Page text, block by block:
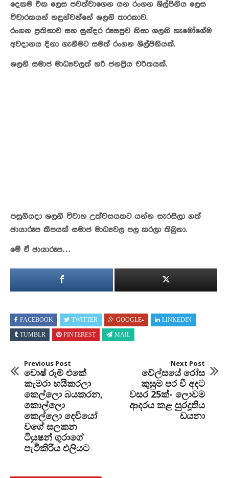
දෙකම එක ලෙස පවත්වාගෙන යන රංගන ශිල්පිනිය ලෙස
විචාරකයන් හඳුන්වන්නේ ශලනි තාරකාව.
රංගන ප්‍රතිභාව සහ සුන්දර රූසපුව නිසා ශලනි හැමෝගේම
අවදානය දිනා ගැනීමට සමත් රංගන ශිල්පිනියක්.
ශලනි සමාජ මාධ්‍යවලත් හරි ජනප්‍රිය චරිතයක්.
පසුගියදා ශලනි විවාහ උත්වසයකට යන්න සැරසිලා ගත්
ඡායාරූප කීපයක් සමාජ මාධ්‍යවල පල කරලා තිබුනා.
මේ ඒ ඡායාරූප…
FACEBOOK TWITTER GOOGLE+ LINKEDIN
TUMBLR PINTEREST MAIL
Previous Post
වොෂ් රූම් එකේ
කැමරා හයිකරලා
කෙල්ලො බයකරන,
කොල්ලො
කෙල්ලො දෙවියෝ
වගේ සලකන
ටියුෂන් ගුරාගේ
පැටිකිරිය එලියට
Next Post
වේල්සයේ රෝස
කුසුම පර වී අදට
වසර 25ක්- ලොවම
ආදරය කළ සුරදූතිය
ඩයනා